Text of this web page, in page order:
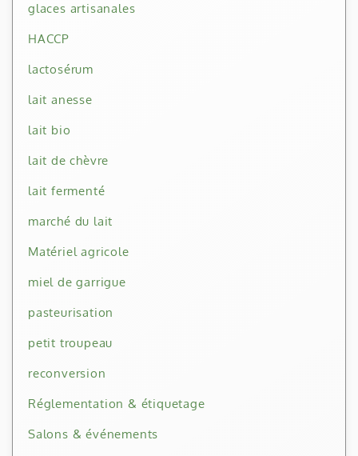
glaces artisanales
HACCP
lactosérum
lait anesse
lait bio
lait de chèvre
lait fermenté
marché du lait
Matériel agricole
miel de garrigue
pasteurisation
petit troupeau
reconversion
Réglementation & étiquetage
Salons & événements